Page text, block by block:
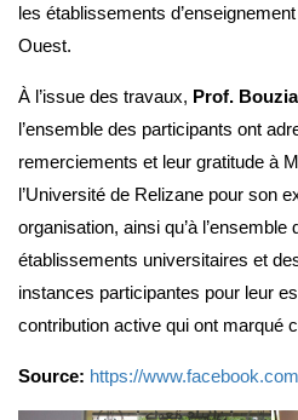
les établissements
Ouest.
À l’issue des travaux, Prof.
l’ensemble des participants ont
remerciements et leur gratitude à
l’Université de Relizane pour son
organisation, ainsi qu’à
établissements universitaires et
instances participantes pour leur
contribution active qui ont marqué
Source: https://